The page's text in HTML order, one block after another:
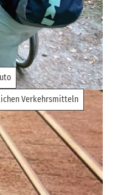
Verkehrsmitteln